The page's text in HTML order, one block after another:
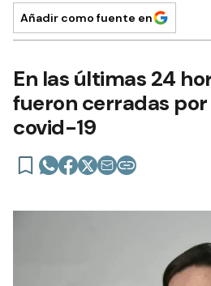
Añadir como fuente en
En las últimas 24
fueron cerradas por
covid-19